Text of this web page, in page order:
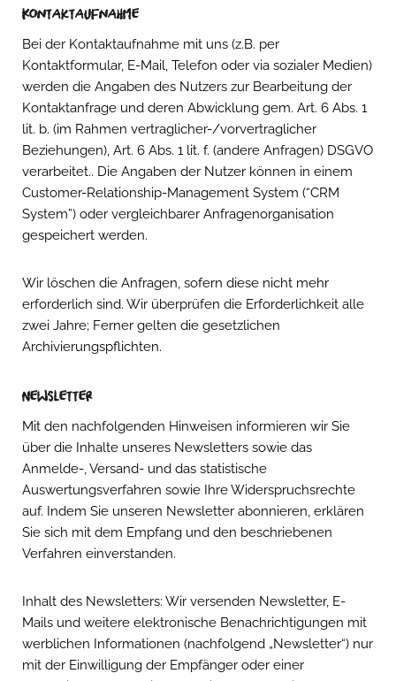
Kontaktaufnahme
Bei der Kontaktaufnahme mit uns (z.B. per
Kontaktformular, E-Mail, Telefon oder via sozialer Medien)
werden die Angaben des Nutzers zur Bearbeitung der
Kontaktanfrage und deren Abwicklung gem. Art. 6 Abs. 1
lit. b. (im Rahmen vertraglicher-/vorvertraglicher
Beziehungen), Art. 6 Abs. 1 lit. f. (andere Anfragen) DSGVO
verarbeitet.. Die Angaben der Nutzer können in einem
Customer-Relationship-Management System (“CRM
System”) oder vergleichbarer Anfragenorganisation
gespeichert werden.
Wir löschen die Anfragen, sofern diese nicht mehr
erforderlich sind. Wir überprüfen die Erforderlichkeit alle
zwei Jahre; Ferner gelten die gesetzlichen
Archivierungspflichten.
Newsletter
Mit den nachfolgenden Hinweisen informieren wir Sie
über die Inhalte unseres Newsletters sowie das
Anmelde-, Versand- und das statistische
Auswertungsverfahren sowie Ihre Widerspruchsrechte
auf. Indem Sie unseren Newsletter abonnieren, erklären
Sie sich mit dem Empfang und den beschriebenen
Verfahren einverstanden.
Inhalt des Newsletters: Wir versenden Newsletter, E-
Mails und weitere elektronische Benachrichtigungen mit
werblichen Informationen (nachfolgend „Newsletter“) nur
mit der Einwilligung der Empfänger oder einer